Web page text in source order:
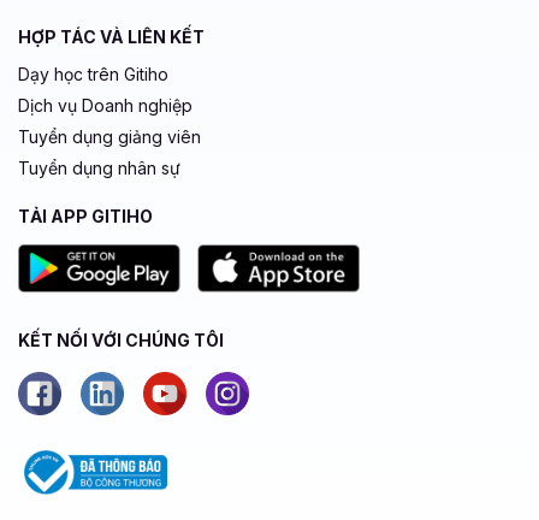
HỢP TÁC VÀ LIÊN KẾT
Dạy học trên Gitiho
Dịch vụ Doanh nghiệp
Tuyển dụng giảng viên
Tuyển dụng nhân sự
TẢI APP GITIHO
KẾT NỐI VỚI CHÚNG TÔI